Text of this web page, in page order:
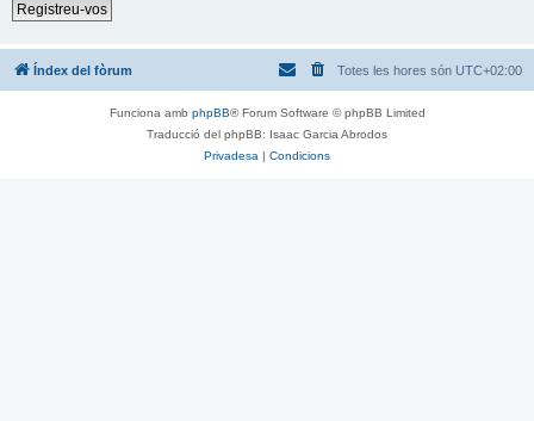
Registreu-vos
Índex del fòrum Totes les hores són UTC+02:00
Funciona amb phpBB® Forum Software © phpBB Limited
Traducció del phpBB: Isaac Garcia Abrodos
Privadesa
Condicions